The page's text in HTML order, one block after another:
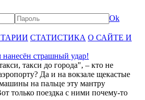
Ok
СТАТИСТИКА О САЙТЕ И
страшный удар!
такси до города", – кто не
Да и на вокзале щекастые
на пальце эту мантру
только поездка с ними почему-то